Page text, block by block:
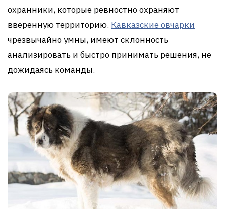
охранники, которые ревностно охраняют
вверенную территорию. Кавказские овчарки
чрезвычайно умны, имеют склонность
анализировать и быстро принимать решения, не
дожидаясь команды.